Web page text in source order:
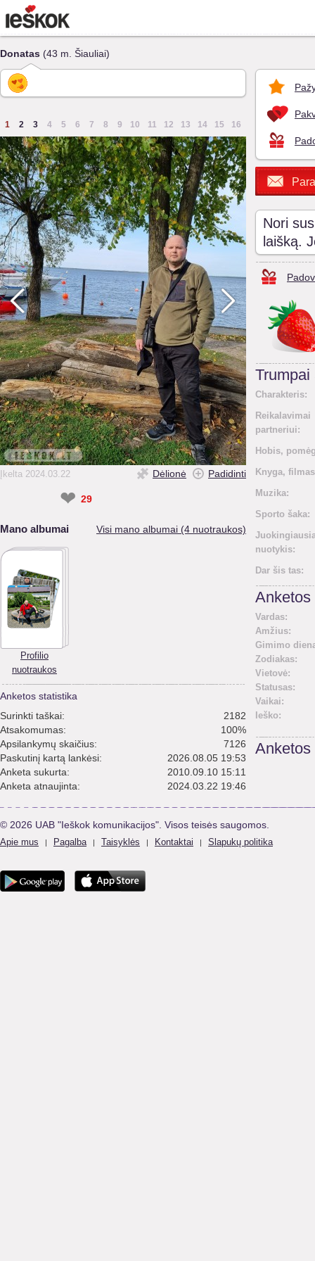
Donatas (43 m. Šiauliai)
1 2 3 4 5 6 7 8 9 10 11 12 13 14 15 16
Įkelta 2024.03.22 Dėlionė Padidinti
❤ 29
Mano albumai Visi mano albumai (4 nuotraukos)
Profilio
nuotraukos
Anketos statistika
Surinkti taškai:
2182
Atsakomumas:
100%
Apsilankymų skaičius:
7126
Paskutinį kartą lankėsi:
2026.08.05 19:53
Anketa sukurta:
2010.09.10 15:11
Anketa atnaujinta:
2024.03.22 19:46
Nori
laišką.
Trumpai
Charakteris:
Reikalavimai
partneriui:
Hobis,
Knyga,
Muzika:
Sporto šaka:
nuotykis:
Dar šis tas:
Anketos
Vardas:
Amžius:
Gimimo
Zodiakas:
Vietovė:
Statusas:
Vaikai:
Ieško:
Anketos
© 2026 UAB "Ieškok komunikacijos". Visos teisės saugomos.
Apie mus | Pagalba | Taisyklės | Kontaktai | Slapukų politika